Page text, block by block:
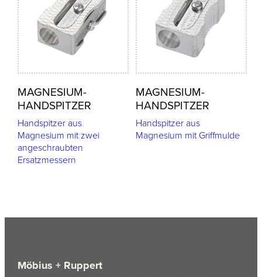
MAGNESIUM-
HANDSPITZER
Handspitzer aus
Magnesium mit zwei
angeschraubten
Ersatzmessern
MAGNESIUM-
HANDSPITZER
Handspitzer aus
Magnesium mit Griffmulde
Möbius + Ruppert